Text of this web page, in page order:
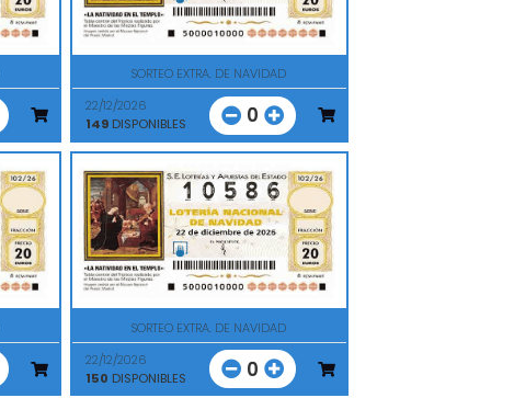
SORTEO EXTRA. DE NAVIDAD
22/12/2026
149DISPONIBLES 0
SORTEO EXTRA. DE NAVIDAD
22/12/2026
150 DISPONIBLES 0